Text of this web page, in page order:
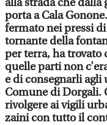
alla strada che dalla
porta a Cala
fermato nei pressi
tornante della
per terra, ha trovato
quelle parti non
e di consegnarli
Comune di Dorgali.
rivolgere ai vigili
zaini con tutto il